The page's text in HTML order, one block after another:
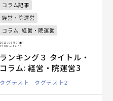
コラム記事
経営・院運営
コラム: 経営・院運営
2023/06/30(金)
13:00 〜 14:00
ランキング３ タイトル・
コラム: 経営・院運営3
タグテスト タグテスト2